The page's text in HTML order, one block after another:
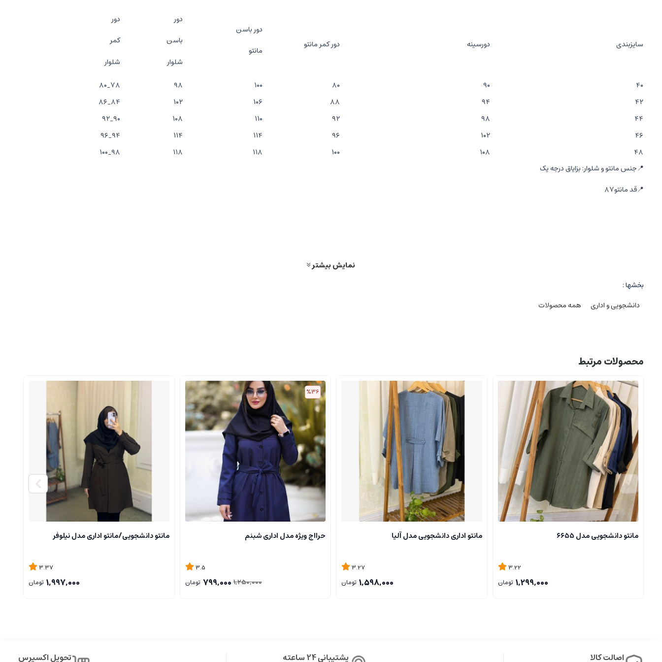
سایزبندی دورسینه دور کمر مانتو
دور باسن
مانتو
دور
باسن
شلوار
دور
کمر
شلوار
۴۰
۹۰ ۸۰ ۱۰۰ ۹۸
۷۸_۸۰
۴۲
۹۴ ۸۸ ۱۰۶ ۱۰۲
۸۴_۸۶
۴۴
۹۸ ۹۲ ۱۱۰ ۱۰۸
۹۰_۹۲
۴۶
۱۰۲ ۹۶ ۱۱۴ ۱۱۴
۹۴_۹۶
۴۸
۱۰۸ ۱۰۰ ۱۱۸ ۱۱۸
۹۸_۱۰۰
📍جنس مانتو و شلوار: بزایاق درجه یک
📍قد مانتو۸۷
نمایش بیشتر
بخشها :
دانشجویی و اداری
همه محصولات
محصولات مرتبط
مانتو دانشجویی مدل ۶۶۵۵
3.22
1,299,000 تومان
مانتو اداری دانشجویی مدل آلیا
3.27
1,598,000 تومان
%36
حرااج ویژه مدل اداری شبنم
3.5
1,250,000
799,000 تومان
مانتو دانشجویی/مانتو اداری مدل نیلوفر
3.37
1,997,000 تومان
اصالت کالا پشتیبانی 24 ساعته تحویل اکسپرس